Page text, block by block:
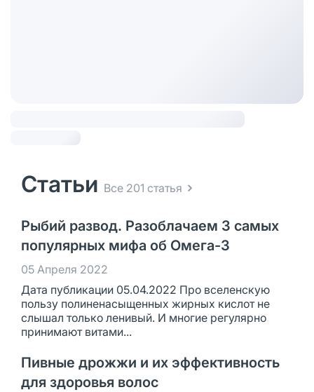
Статьи Все 201 статья
Рыбий развод. Разоблачаем 3 самых
популярных мифа об Омега-3
05 Апреля 2022
Дата публикации 05.04.2022 Про вселенскую
пользу полиненасыщенных жирных кислот не
слышал только ленивый. И многие регулярно
принимают витами...
Пивные дрожжи и их эффективность
для здоровья волос